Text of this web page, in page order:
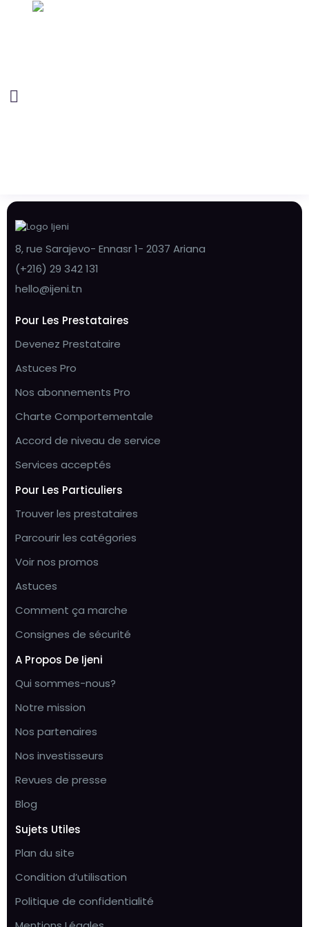
8, rue Sarajevo- Ennasr 1- 2037 Ariana
(+216) 29 342 131
hello@ijeni.tn
Pour Les Prestataires
Devenez Prestataire
Astuces Pro
Nos abonnements Pro
Charte Comportementale
Accord de niveau de service
Services acceptés
Pour Les Particuliers
Trouver les prestataires
Parcourir les catégories
Voir nos promos
Astuces
Comment ça marche
Consignes de sécurité
A Propos De Ijeni
Qui sommes-nous?
Notre mission
Nos partenaires
Nos investisseurs
Revues de presse
Blog
Sujets Utiles
Plan du site
Condition d’utilisation
Politique de confidentialité